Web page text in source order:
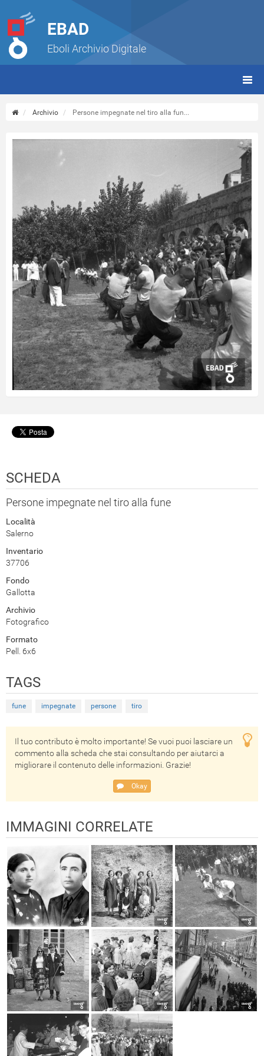
EBAD
Eboli Archivio Digitale
Archivio Persone impegnate nel tiro alla fun...
SCHEDA
Persone impegnate nel tiro alla fune
Località
Salerno
Inventario
37706
Fondo
Gallotta
Archivio
Fotografico
Formato
Pell. 6x6
TAGS
fune impegnate persone tiro
Il tuo contributo è molto importante! Se vuoi puoi lasciare un
commento alla scheda che stai consultando per aiutarci a
migliorare il contenuto delle informazioni. Grazie!
Okay
IMMAGINI CORRELATE